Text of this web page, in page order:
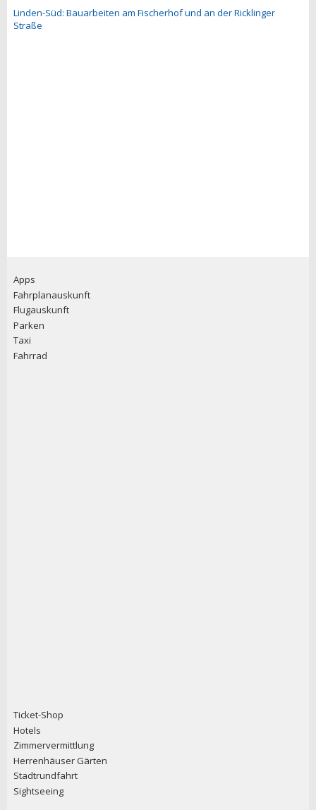
Linden-Süd: Bauarbeiten am Fischerhof und an der Ricklinger
Straße
Apps
Fahrplanauskunft
Flugauskunft
Parken
Taxi
Fahrrad
Ticket-Shop
Hotels
Zimmervermittlung
Herrenhäuser Gärten
Stadtrundfahrt
Sightseeing